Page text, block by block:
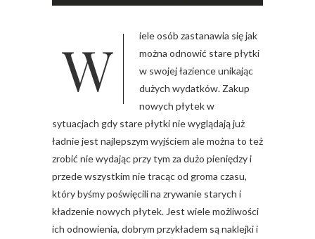
Wiele osób zastanawia się jak
można odnowić stare płytki
w swojej łazience unikając
dużych wydatków. Zakup
nowych płytek w
sytuacjach gdy stare płytki nie wyglądają już
ładnie jest najlepszym wyjściem ale można to też
zrobić nie wydając przy tym za dużo pieniędzy i
przede wszystkim nie tracąc od groma czasu,
który byśmy poświęcili na zrywanie starych i
kładzenie nowych płytek. Jest wiele możliwości
ich odnowienia, dobrym przykładem są naklejki i